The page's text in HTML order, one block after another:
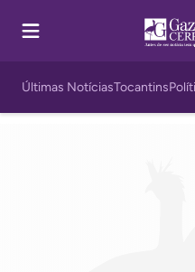
Últimas NotíciasTocantins